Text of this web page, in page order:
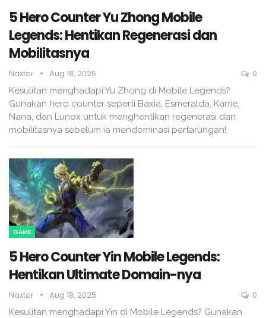
5 Hero Counter Yu Zhong Mobile
Legends: Hentikan Regenerasi dan
Mobilitasnya
Naxtor Aug 18, 2025 0
Kesulitan menghadapi Yu Zhong di Mobile Legends?
Gunakan hero counter seperti Baxia, Esmeralda, Karrie,
Nana, dan Lunox untuk menghentikan regenerasi dan
mobilitasnya sebelum ia mendominasi pertarungan!
GAME
5 Hero Counter Yin Mobile Legends:
Hentikan Ultimate Domain-nya
Naxtor Aug 18, 2025 0
Kesulitan menghadapi Yin di Mobile Legends? Gunakan